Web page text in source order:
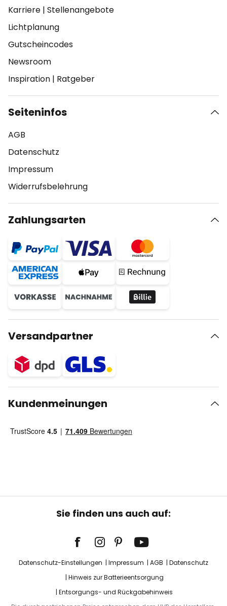
Karriere | Stellenangebote
Lichtplanung
Gutscheincodes
Newsroom
Inspiration | Ratgeber
Seiteninfos
AGB
Datenschutz
Impressum
Widerrufsbelehrung
Zahlungsarten
Versandpartner
Kundenmeinungen
Sie finden uns auch auf:
Datenschutz-Einstellungen Impressum AGB
Datenschutz
Hinweis zur Batterieentsorgung
Entsorgungs- und Rückgabehinweis